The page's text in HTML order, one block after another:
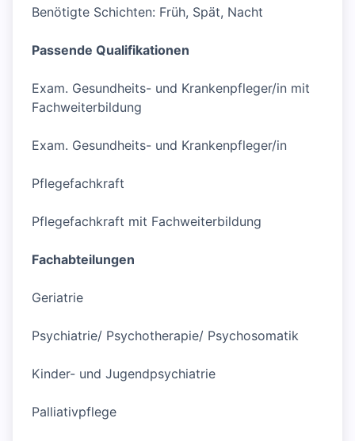
Benötigte Schichten: Früh, Spät, Nacht
Passende Qualifikationen
Exam. Gesundheits- und Krankenpfleger/in mit
Fachweiterbildung
Exam. Gesundheits- und Krankenpfleger/in
Pflegefachkraft
Pflegefachkraft mit Fachweiterbildung
Fachabteilungen
Geriatrie
Psychiatrie/ Psychotherapie/ Psychosomatik
Kinder- und Jugendpsychiatrie
Palliativpflege